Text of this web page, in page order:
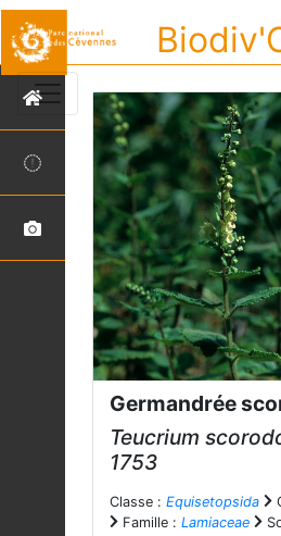
Germandrée
Teucrium
1753
Classe : Equisetopsida
Famille : Lamiaceae